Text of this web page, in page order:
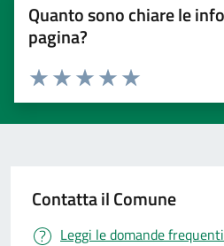
Quanto sono chiare le
pagina?
Valuta 5 stelle
Valuta 4 stelle su 5
Valuta 3 stelle su 5
Valuta 2 stelle su 5
Valuta 1 stelle su 5
Contatta il Comune
Leggi le domande frequenti